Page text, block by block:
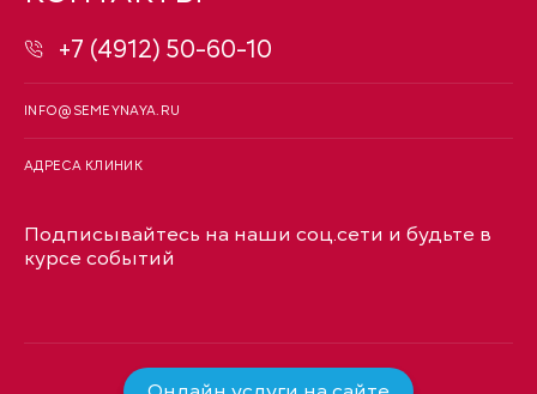
+7 (4912) 50-60-10
INFO@SEMEYNAYA.RU
АДРЕСА КЛИНИК
Подписывайтесь на наши соц.сети и будьте в
курсе событий